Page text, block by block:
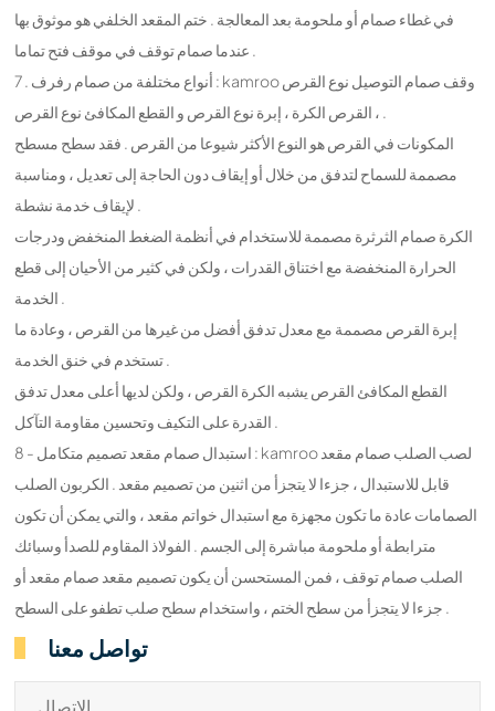
في غطاء صمام أو ملحومة بعد المعالجة . ختم المقعد الخلفي هو موثوق بها
عندما صمام توقف في موقف فتح تماما .
7 . أنواع مختلفة من صمام رفرف : kamroo وقف صمام التوصيل نوع القرص
، القرص الكرة ، إبرة نوع القرص و القطع المكافئ نوع القرص .
المكونات في القرص هو النوع الأكثر شيوعا من القرص . فقد سطح مسطح
مصممة للسماح لتدفق من خلال أو إيقاف دون الحاجة إلى تعديل ، ومناسبة
لإيقاف خدمة نشطة .
الكرة صمام الثرثرة مصممة للاستخدام في أنظمة الضغط المنخفض ودرجات
الحرارة المنخفضة مع اختناق القدرات ، ولكن في كثير من الأحيان إلى قطع
الخدمة .
إبرة القرص مصممة مع معدل تدفق أفضل من غيرها من القرص ، وعادة ما
تستخدم في خنق الخدمة .
القطع المكافئ القرص يشبه الكرة القرص ، ولكن لديها أعلى معدل تدفق
القدرة على التكيف وتحسين مقاومة التآكل .
8 - استبدال صمام مقعد تصميم متكامل : kamroo لصب الصلب صمام مقعد
قابل للاستبدال ، جزءا لا يتجزأ من اثنين من تصميم مقعد . الكربون الصلب
الصمامات عادة ما تكون مجهزة مع استبدال خواتم مقعد ، والتي يمكن أن تكون
مترابطة أو ملحومة مباشرة إلى الجسم . الفولاذ المقاوم للصدأ وسبائك
الصلب صمام توقف ، فمن المستحسن أن يكون تصميم مقعد صمام مقعد أو
جزءا لا يتجزأ من سطح الختم ، واستخدام سطح صلب تطفو على السطح .
تواصل معنا